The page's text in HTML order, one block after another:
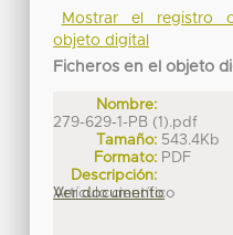
Mostrar el registro
objeto digital
Ficheros en el objeto
Nombre:
279-629-1-PB (1).pdf
Tamaño: 543.4Kb
Formato: PDF
Descripción:
Artículo científico
Ver documento